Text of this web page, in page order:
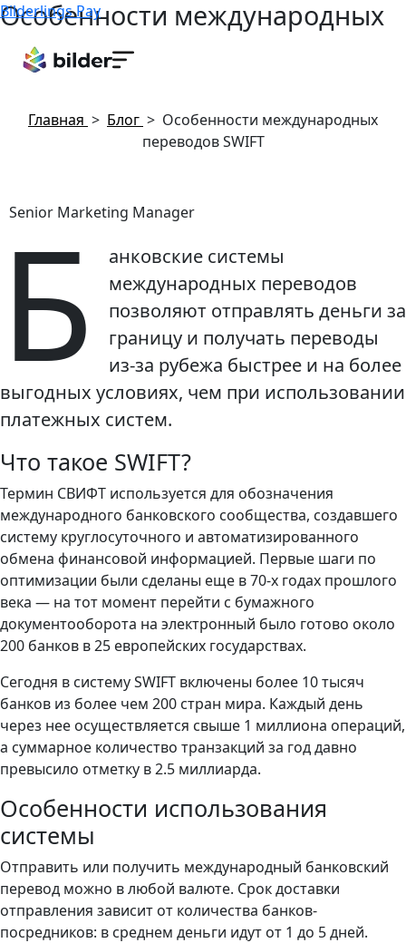
Bilderlings Pay
Особенности международных
переводов SWIFT
Главная > Блог > Особенности международных
переводов SWIFT
Senior Marketing Manager
Б
анковские системы
международных переводов
позволяют отправлять деньги за
границу и получать переводы
из-за рубежа быстрее и на более
выгодных условиях, чем при использовании
платежных систем.
Что такое SWIFT?
Термин СВИФТ используется для обозначения
международного банковского сообщества, создавшего
систему круглосуточного и автоматизированного
обмена финансовой информацией. Первые шаги по
оптимизации были сделаны еще в 70-х годах прошлого
века — на тот момент перейти с бумажного
документооборота на электронный было готово около
200 банков в 25 европейских государствах.
Сегодня в систему SWIFT включены более 10 тысяч
банков из более чем 200 стран мира. Каждый день
через нее осуществляется свыше 1 миллиона операций,
а суммарное количество транзакций за год давно
превысило отметку в 2.5 миллиарда.
Особенности использования
системы
Отправить или получить международный банковский
перевод можно в любой валюте. Срок доставки
отправления зависит от количества банков-
посредников: в среднем деньги идут от 1 до 5 дней.